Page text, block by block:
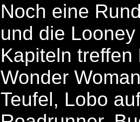
Noch eine
und die
Kapiteln
Wonder
Teufel, Lobo